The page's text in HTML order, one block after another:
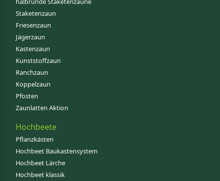
Staketenzaun
Friesenzaun
Jägerzaun
Kastenzaun
Kunststoffzaun
Ranchzaun
Koppelzaun
Pfosten
Zaunlatten Aktion
Hochbeete
Pflanzkästen
Hochbeet Baukastensystem
Hochbeet Lärche
Hochbeet klassik